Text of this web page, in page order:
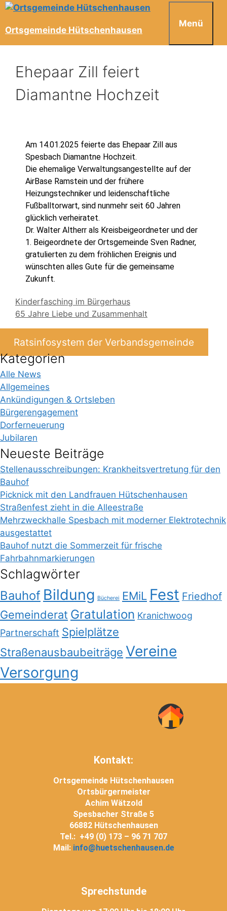
Ortsgemeinde Hütschenhausen
Menü
Ehepaar Zill feiert
Diamantne Hochzeit
Am 14.01.2025 feierte das Ehepaar Zill aus
Spesbach Diamantne Hochzeit.
Die ehemalige Verwaltungsangestellte auf der
AirBase Ramstein und der frühere
Heizungstechniker und leidenschaftliche
Fußballtorwart, sind nunmehr seit 60 Jahren
glücklich verheiratet.
Dr. Walter Altherr als Kreisbeigeordneter und der
1. Beigeordnete der Ortsgemeinde Sven Radner,
gratulierten zu dem fröhlichen Ereignis und
wünschten alles Gute für die gemeinsame
Zukunft.
Kinderfasching im Bürgerhaus
65 Jahre Liebe und Zusammenhalt
Ratsinfosystem der Verbandsgemeinde
Kategorien
Alle News
Allgemeines
Ankündigungen & Ortsleben
Bürgerengagement
Dorferneuerung
Jubilaren
Neueste Beiträge
Stellenausschreibungen: Krankheitsvertretung für den
Bauhof
Picknick mit den Landfrauen Hütschenhausen
Straßenfest zieht in die Alleestraße
Mehrzweckhalle Spesbach mit moderner Elektrotechnik
ausgestattet
Bauhof nutzt die Sommerzeit für frische
Fahrbahnmarkierungen
Schlagwörter
Bauhof Bildung Bücherei EMiL Fest Friedhof
Gemeinderat Gratulation Kranichwoog
Partnerschaft Spielplätze
Straßenausbaubeiträge Vereine
Versorgung
Kontakt:
Ortsgemeinde Hütschenhausen
Ortsbürgermeister
Achim Wätzold
Spesbacher Straße 5
66882 Hütschenhausen
Tel.: +49 (0) 173 – 96 71 707
Mail: info@huetschenhausen.de
Sprechstunde